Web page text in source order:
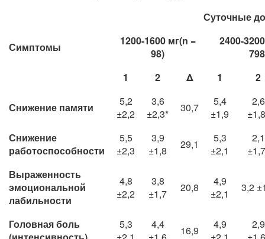
Симптомы
Суточные
1200-1600 мг(n =
98)
2400-
1
2 Δ 1 2
Снижение памяти
5,2
±2,2
3,6
±2,3*
30,7
5,4
±1,9
2,6
Снижение
работоспособности
5,5
±2,3
3,9
±1,8
29,1
5,3
±2,1
2,1
Выраженность
эмоциональной
лабильности
4,8
±2,2
3,8
±1,7
20,8
4,9
±2,1
3,2
Головная боль
5,3
4,4
16,9
4,9
2,9